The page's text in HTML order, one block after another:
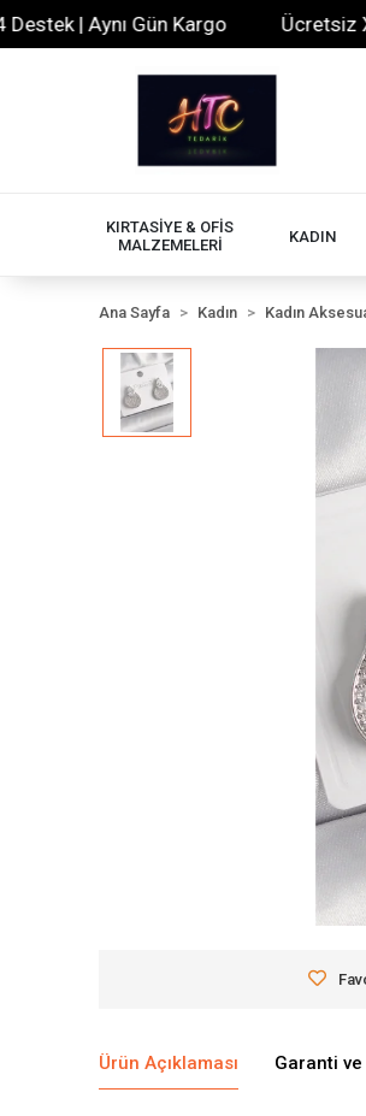
| Aynı Gün Kargo Ücretsiz XML
KIRTASİYE & OFİS
MALZEMELERİ
KADIN
Ana Sayfa Kadın Kadın
Ürün Açıklaması Garanti